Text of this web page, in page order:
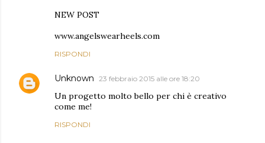
NEW POST
www.angelswearheels.com
RISPONDI
Unknown 23 febbraio 2015 alle ore 18:20
Un progetto molto bello per chi è creativo
come me!
RISPONDI